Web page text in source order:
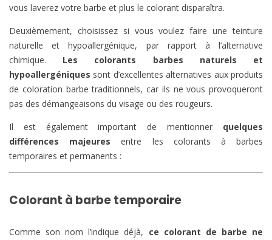
vous laverez votre barbe et plus le colorant disparaîtra.
Deuxièmement, choisissez si vous voulez faire une teinture
naturelle et hypoallergénique, par rapport à l’alternative
chimique. Les colorants barbes naturels et
hypoallergéniques sont d’excellentes alternatives aux produits
de coloration barbe traditionnels, car ils ne vous provoqueront
pas des démangeaisons du visage ou des rougeurs.
Il est également important de mentionner quelques
différences majeures entre les colorants à barbes
temporaires et permanents :
Colorant à barbe temporaire
Comme son nom l’indique déjà, ce colorant de barbe ne